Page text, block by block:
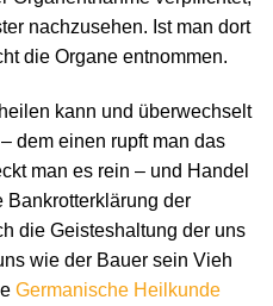
nachzusehen. Ist man dort
die Organe entnommen.
kann und überwechselt
dem einen rupft man das
man es rein – und Handel
Bankrotterklärung der
die Geisteshaltung der uns
wie der Bauer sein Vieh
Germanische Heilkunde